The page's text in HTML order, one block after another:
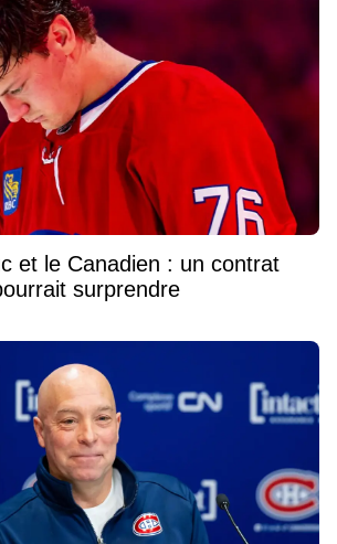
et le Canadien : un contrat
surprendre